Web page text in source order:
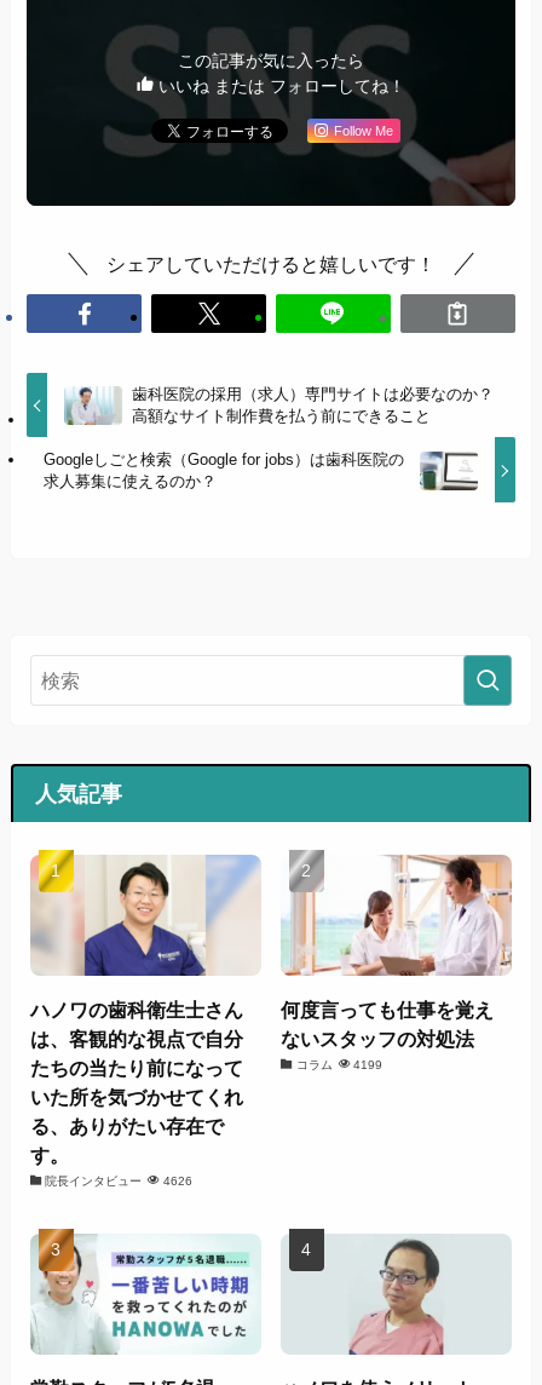
この記事が気に入ったら
いいね または フォローしてね！
Follow Me
シェアしていただけると嬉しいです！
歯科医院の採用（求人）専門サイトは必要なのか？
高額なサイト制作費を払う前にできること
Googleしごと検索（Google for jobs）は歯科医院の
求人募集に使えるのか？
人気記事
ハノワの歯科衛生士さん
は、客観的な視点で自分
たちの当たり前になって
いた所を気づかせてくれ
る、ありがたい存在で
す。
院長インタビュー 4626
何度言っても仕事を覚え
ないスタッフの対処法
コラム 4199